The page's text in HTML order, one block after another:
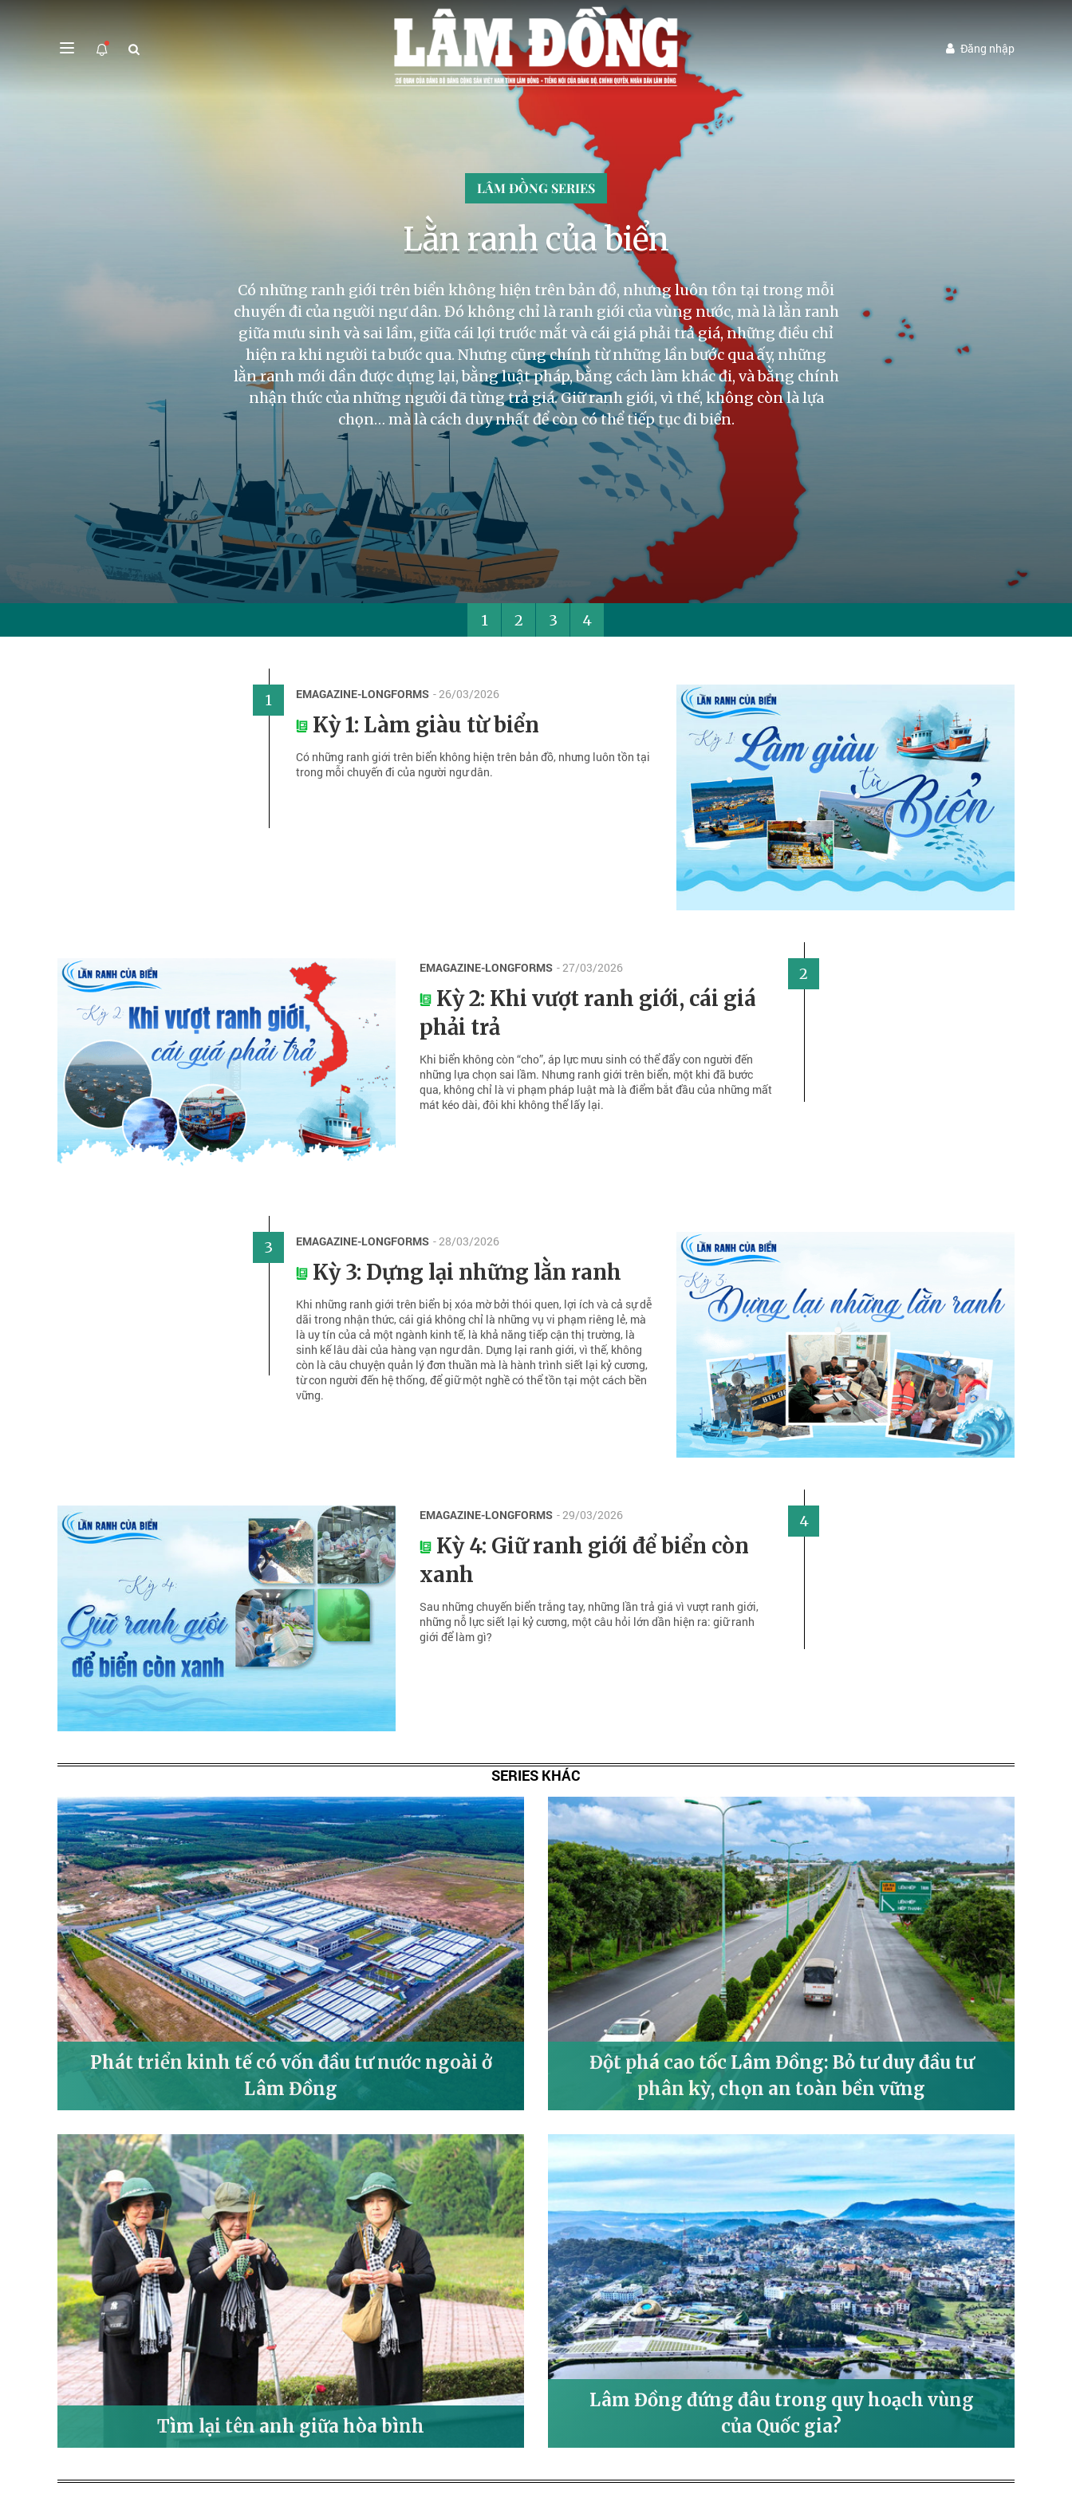
Đăng nhập
LÂM ĐỒNG SERIES
Lằn ranh của biển
Có những ranh giới trên biển không hiện trên bản đồ, nhưng luôn tồn tại trong mỗi
chuyến đi của người ngư dân. Đó không chỉ là ranh giới của vùng nước, mà là lằn ranh
giữa mưu sinh và sai lầm, giữa cái lợi trước mắt và cái giá phải trả giá, những điều chỉ
hiện ra khi người ta bước qua. Nhưng cũng chính từ những lần bước qua ấy, những
lằn ranh mới dần được dựng lại, bằng luật pháp, bằng cách làm khác đi, và bằng chính
nhận thức của những người đã từng trả giá. Giữ ranh giới, vì thế, không còn là lựa
chọn… mà là cách duy nhất để còn có thể tiếp tục đi biển.
1 2 3 4
1 EMAGAZINE-LONGFORMS - 26/03/2026
Kỳ 1: Làm giàu từ biển
Có những ranh giới trên biển không hiện trên bản đồ, nhưng luôn tồn tại
trong mỗi chuyến đi của người ngư dân.
2
EMAGAZINE-LONGFORMS - 27/03/2026
Kỳ 2: Khi vượt ranh giới, cái giá
phải trả
Khi biển không còn “cho”, áp lực mưu sinh có thể đẩy con người đến
những lựa chọn sai lầm. Nhưng ranh giới trên biển, một khi đã bước
qua, không chỉ là vi phạm pháp luật mà là điểm bắt đầu của những mất
mát kéo dài, đôi khi không thể lấy lại.
3 EMAGAZINE-LONGFORMS - 28/03/2026
Kỳ 3: Dựng lại những lằn ranh
Khi những ranh giới trên biển bị xóa mờ bởi thói quen, lợi ích và cả sự dễ
dãi trong nhận thức, cái giá không chỉ là những vụ vi phạm riêng lẻ, mà
là uy tín của cả một ngành kinh tế, là khả năng tiếp cận thị trường, là
sinh kế lâu dài của hàng vạn ngư dân. Dựng lại ranh giới, vì thế, không
còn là câu chuyện quản lý đơn thuần mà là hành trình siết lại kỷ cương,
từ con người đến hệ thống, để giữ một nghề có thể tồn tại một cách bền
vững.
4
EMAGAZINE-LONGFORMS - 29/03/2026
Kỳ 4: Giữ ranh giới để biển còn
xanh
Sau những chuyến biển trắng tay, những lần trả giá vì vượt ranh giới,
những nỗ lực siết lại kỷ cương, một câu hỏi lớn dần hiện ra: giữ ranh
giới để làm gì?
SERIES KHÁC
Phát triển kinh tế có vốn đầu tư nước ngoài ở
Lâm Đồng
Đột phá cao tốc Lâm Đồng: Bỏ tư duy đầu tư
phân kỳ, chọn an toàn bền vững
Tìm lại tên anh giữa hòa bình
Lâm Đồng đứng đâu trong quy hoạch vùng
của Quốc gia?